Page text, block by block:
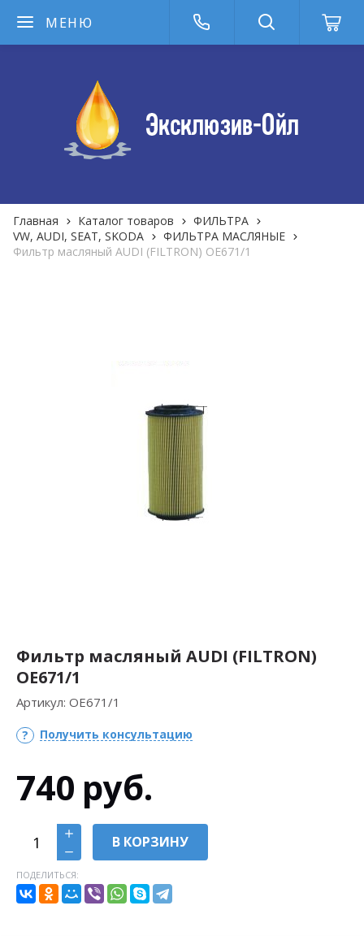
МЕНЮ
Главная Каталог товаров
ФИЛЬТРА
VW, AUDI, SEAT, SKODA
ФИЛЬТРА MАСЛЯНЫЕ
Фильтр масляный AUDI (FILTRON) OE671/1
Фильтр масляный AUDI (FILTRON)
OE671/1
Артикул: OE671/1
Получить консультацию
740 руб.
В КОРЗИНУ
ПОДЕЛИТЬСЯ: